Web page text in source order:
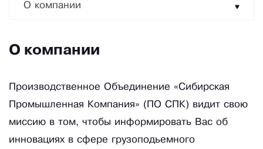
О компании
О компании
Производственное Объединение «Сибирская
Промышленная Компания» (ПО СПК) видит свою
миссию в том, чтобы информировать Вас об
инновациях в сфере грузоподьемного